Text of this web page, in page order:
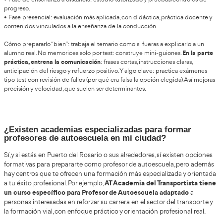
Convocatorias: cómo suelen funcionar, plazos
sin perderte
Las convocatorias oficiales se publican en la Sede
en el BOE. En la práctica, encontrarás: requisitos, modelo de
listas de admitidos/excluidos, fechas de pruebas y
tribunal. La DGT suele centralizar avisos y documentos de la
ejemplo, páginas específicas por año/edición).
2. Sedes/turnos (si aplica) y forma de publicación de
3. Material autorizado y criterios de calificación.
4. Si hay exenciones de fases o módulos en tu caso.
Es importante estar pendientes de las resoluciones con bases
detalladas de las convocatorias. Eso te ayuda a anticipar
evaluación o documentación.